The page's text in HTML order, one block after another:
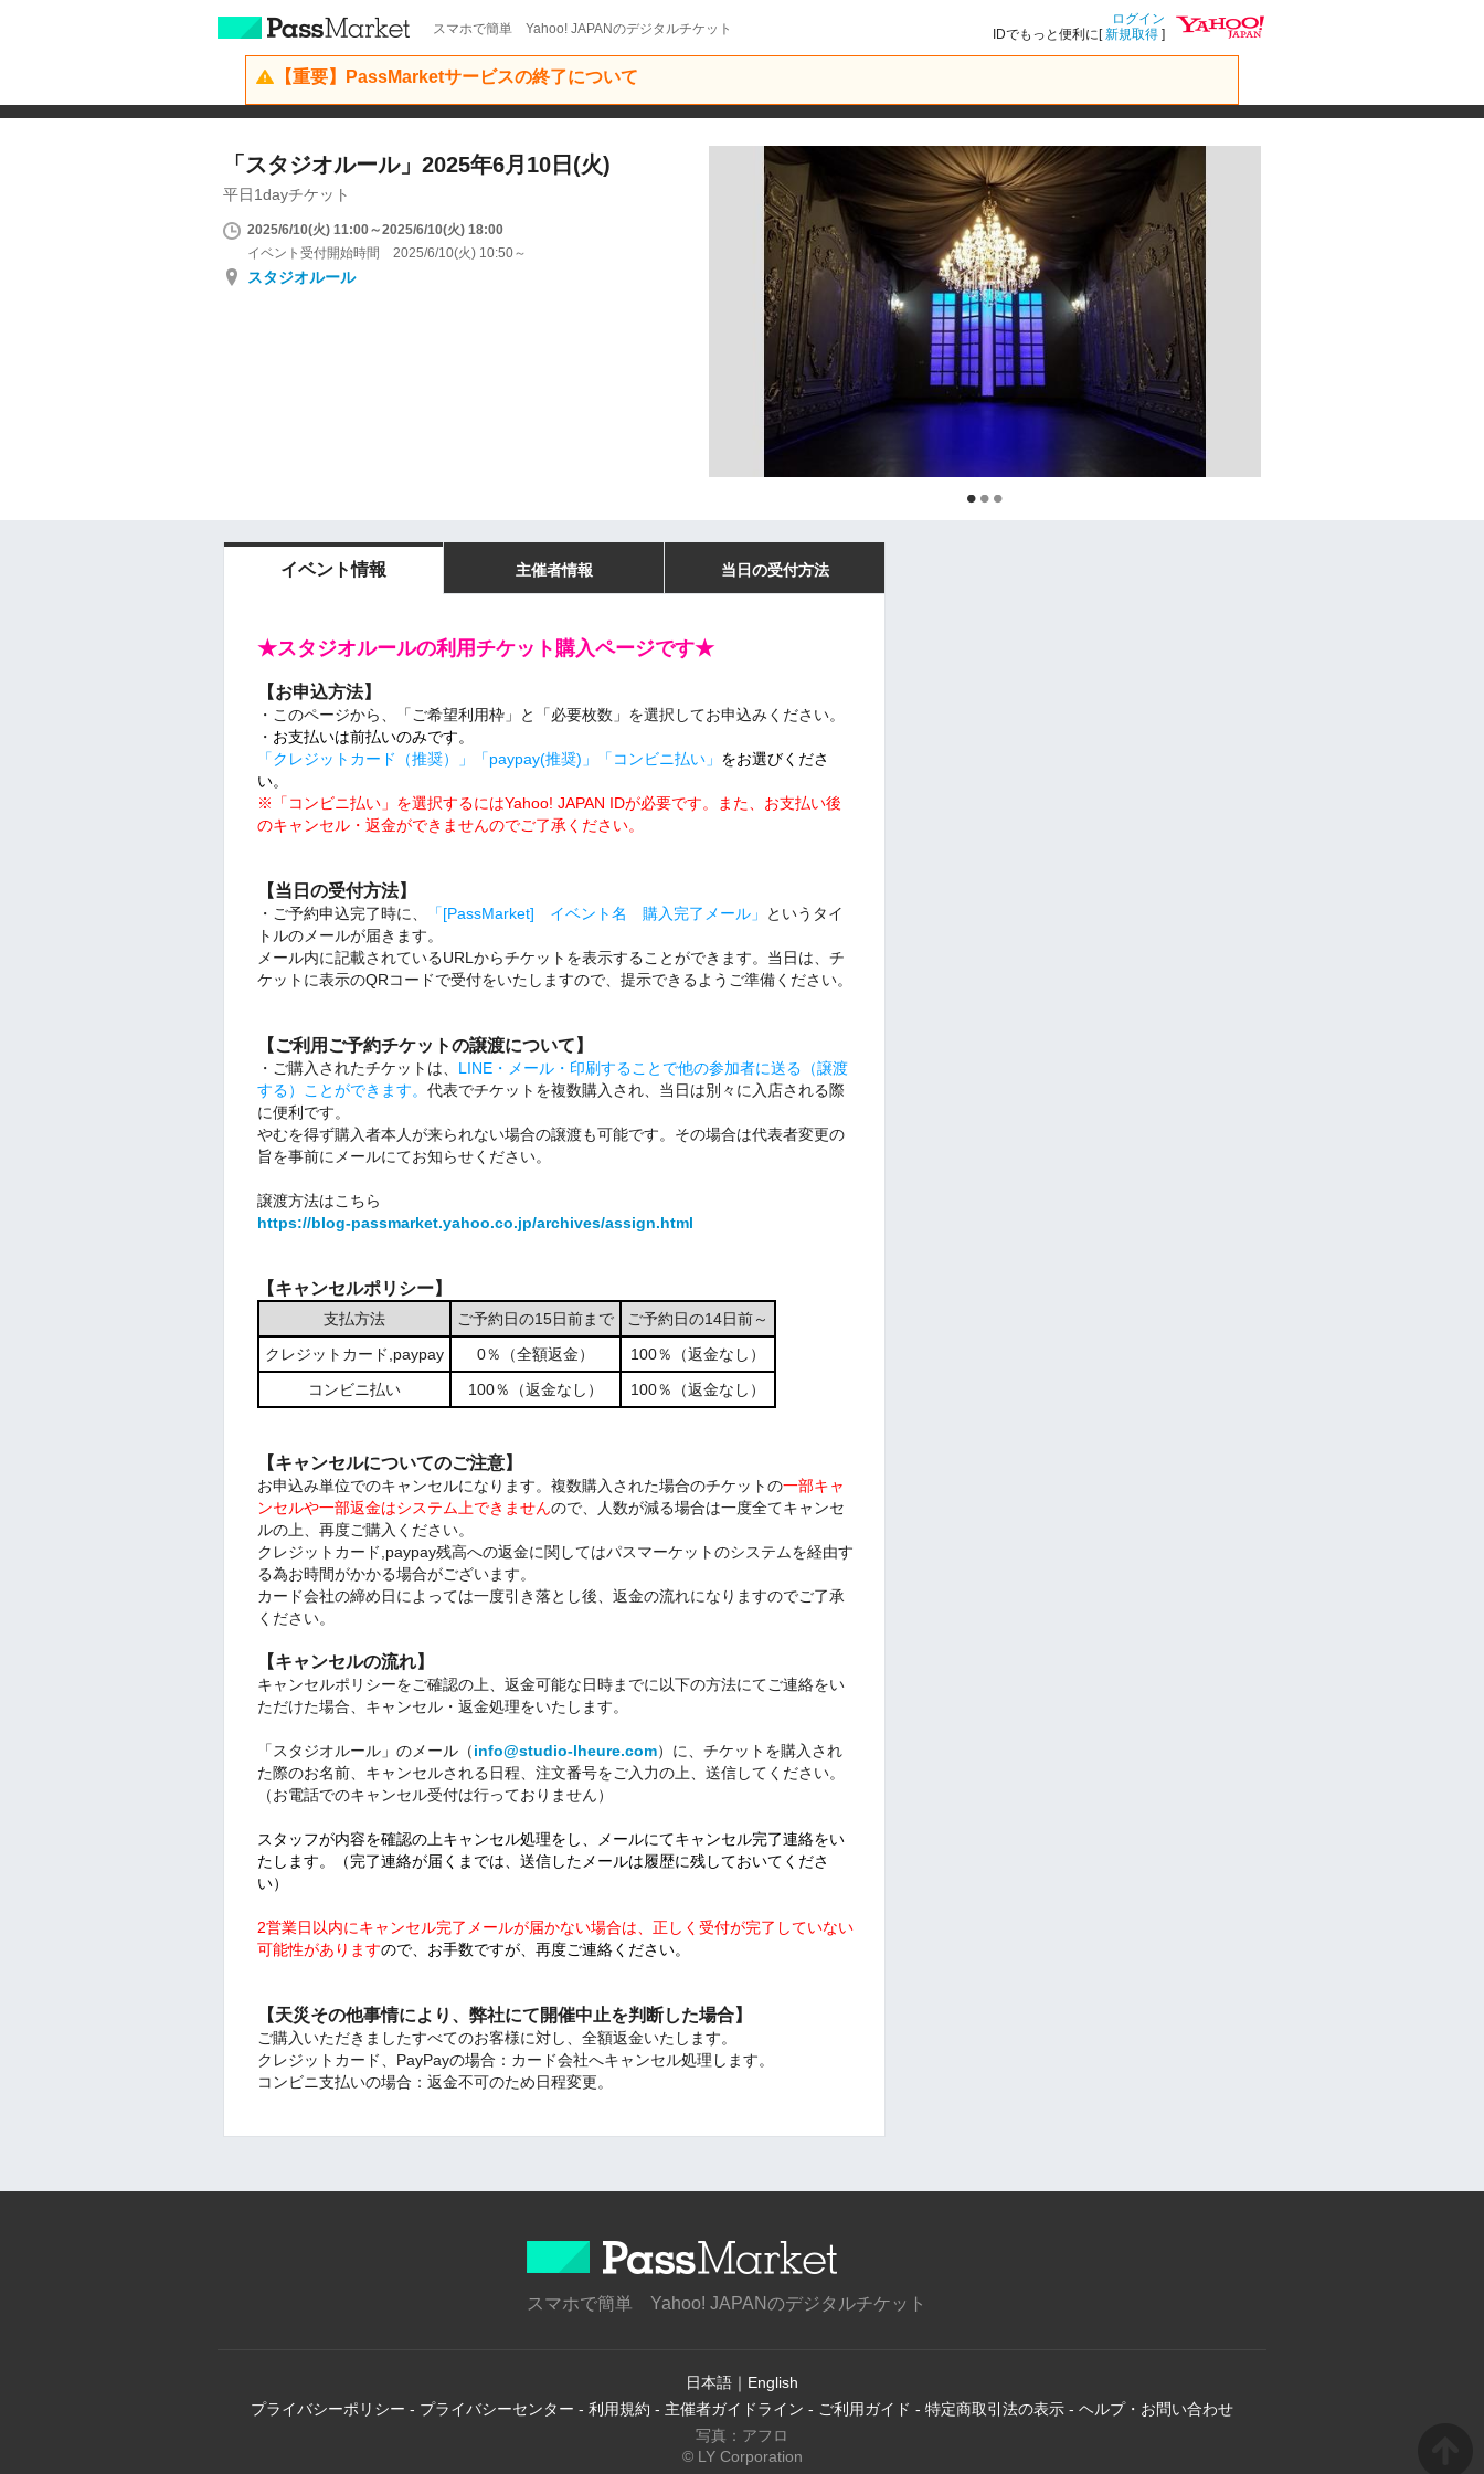
スマホで簡単 Yahoo! JAPANのデジタルチケット
ログイン
IDでもっと便利に[新規取得 ]
【重要】PassMarketサービスの終了について
「スタジオルール」2025年6月10日(火)
平日1dayチケット
2025/6/10(火) 11:00～2025/6/10(火) 18:00
イベント受付開始時間 2025/6/10(火) 10:50～
スタジオルール
イベント情報 主催者情報 当日の受付方法
★スタジオルールの利用チケット購入ページです★
【お申込方法】
・このページから、「ご希望利用枠」と「必要枚数」を選択してお申込みください。
・ お支払いは前払いのみです。
「クレジットカード（推奨）」「paypay(推奨)」「コンビニ払い」 をお選びくださ
い。
※「コンビニ払い」を選択するにはYahoo! JAPAN IDが必要です。また、 お支払い後
のキャンセル・返金ができませんのでご了承ください。
【当日の受付方法】
・ご予約申込完了時に、 「[PassMarket] イベント名 購入完了メール」
というタイ
トルのメールが届きます。
メール内に記載されているURLからチケットを表示することができます。当日は、チ
ケットに表示のQRコードで受付をいたしますので、提示できるようご準備ください。
【ご利用ご予約チケットの譲渡について】
・ご購入されたチケットは、 LINE・メール・印刷することで他の参加者に送る（譲渡
する）ことができます。 代表でチケットを複数購入され、当日は別々に入店される際
に便利です。
やむを得ず購入者本人が来られない場合の譲渡も可能です。その場合は代表者変更の
旨を事前にメールにてお知らせください。
譲渡方法はこちら
https://blog-passmarket.yahoo.co.jp/archives/assign.html
【キャンセルポリシー】
支払方法 ご予約日の15日前まで
ご予約日の14日前～
クレジットカード,paypay
0％（全額返金）
100％（返金なし）
コンビニ払い
100％（返金なし） 100％（返金なし）
【キャンセルについてのご注意】
お申込み単位でのキャンセルになります。複数購入された場合のチケットの一部キャ
ンセルや一部返金はシステム上できませんので、人数が減る場合は一度全てキャンセ
ルの上、再度ご購入ください。
クレジットカード,paypay残高への返金に関してはパスマーケットのシステムを経由す
る為お時間がかかる場合がございます。
カード会社の締め日によっては一度引き落とし後、返金の流れになりますのでご了承
ください。
【キャンセルの流れ】
キャンセルポリシーをご確認の上、返金可能な日時までに以下の方法にてご連絡をい
ただけた場合、キャンセル・返金処理をいたします。
「スタジオルール」のメール（info@studio-lheure.com）に、チケットを購入され
た際のお名前、キャンセルされる日程、注文番号をご入力の上、送信してください。
（お電話でのキャンセル受付は行っておりません）
スタッフが内容を確認の上キャンセル処理をし、メールにてキャンセル完了連絡をい
たします。（完了連絡が届くまでは、送信したメールは履歴に残しておいてくださ
い）
2営業日以内にキャンセル完了メールが届かない場合は、正しく受付が完了していない
可能性がありますので、お手数ですが、再度ご連絡ください。
【天災その他事情により、弊社にて開催中止を判断した場合】
ご購入いただきましたすべてのお客様に対し、全額返金いたします。
クレジットカード、PayPayの場合：カード会社へキャンセル処理します。
コンビニ支払いの場合：返金不可のため日程変更。
スマホで簡単 Yahoo! JAPANのデジタルチケット
日本語 ｜ English
プライバシーポリシー - プライバシーセンター - 利用規約 - 主催者ガイドライン - ご利用ガイド - 特定商取引法の表示 - ヘルプ・お問い合わせ
写真：アフロ
© LY Corporation